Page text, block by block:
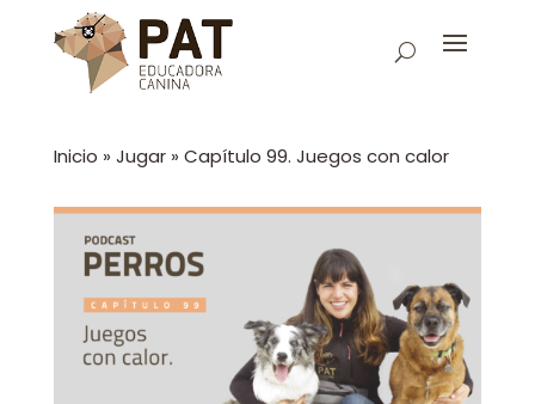
Inicio » Jugar» Capítulo 99. Juegos con calor